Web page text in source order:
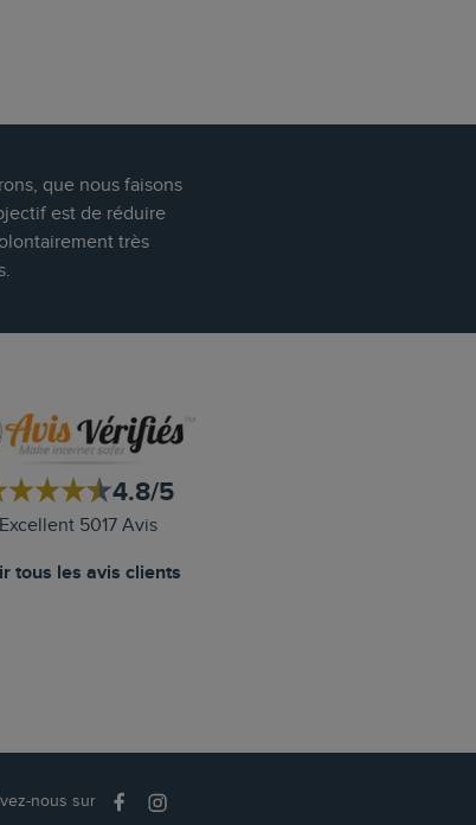
que nous faisons
est de réduire
très
4.8/5
Excellent 5017 Avis
tous les avis clients
nous sur